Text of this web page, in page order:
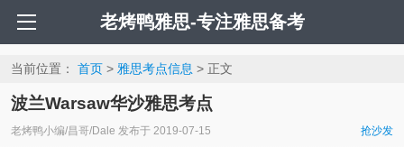
老烤鸭雅思-专注雅思备考
当前位置： 首页> 雅思考点信息 > 正文
波兰Warsaw华沙雅思考点
老烤鸭小编/昌哥/Dale 发布于 2019-07-15 抢沙发